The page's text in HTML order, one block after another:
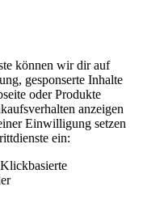
können wir dir auf
gesponserte Inhalte
oder Produkte
anzeigen
Einwilligung setzen
ein: